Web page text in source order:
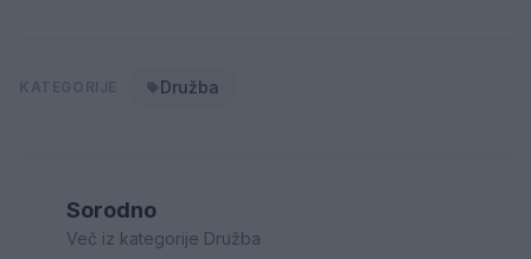
Družba
Sorodno
Več iz kategorije Družba